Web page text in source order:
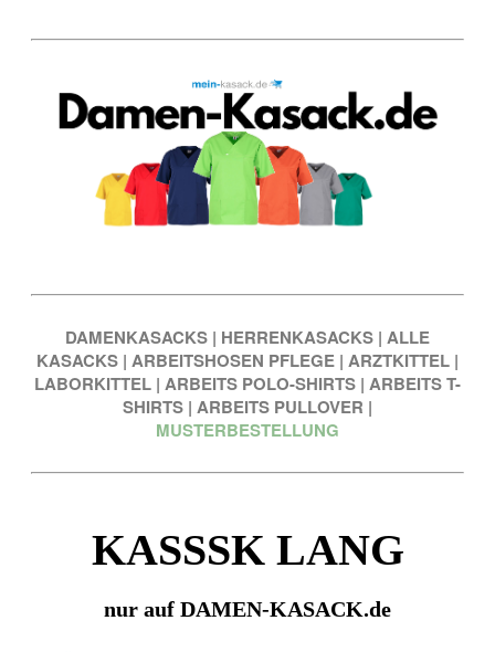
DAMENKASACKS | HERRENKASACKS | ALLE
KASACKS | ARBEITSHOSEN PFLEGE | ARZTKITTEL |
LABORKITTEL | ARBEITS POLO-SHIRTS | ARBEITS T-
SHIRTS | ARBEITS PULLOVER |
MUSTERBESTELLUNG
KASSSK LANG
nur auf DAMEN-KASACK.de